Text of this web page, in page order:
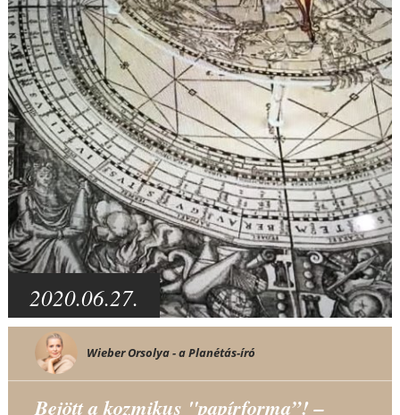
2020.06.27.
Wieber Orsolya - a Planétás-író
Bejött a kozmikus "papírforma”! –